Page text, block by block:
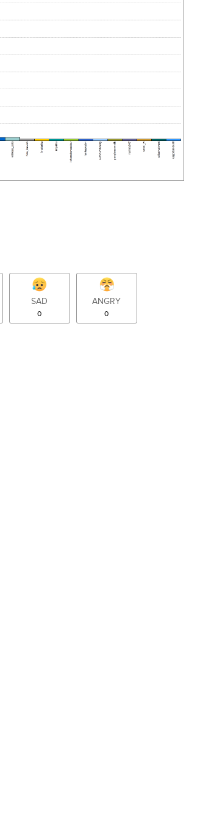
SAD
0
ANGRY
0